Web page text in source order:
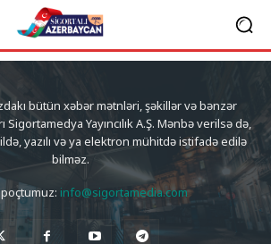
bütün xəbər mətnləri, şəkillər və bənzər
Yayıncılık A.Ş. Mənbə verilsə də,
yazılı və ya elektron mühitdə istifadə edilə
bilməz.
info@sigortamedia.com